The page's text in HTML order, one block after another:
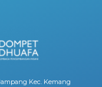
Kec. Kemang